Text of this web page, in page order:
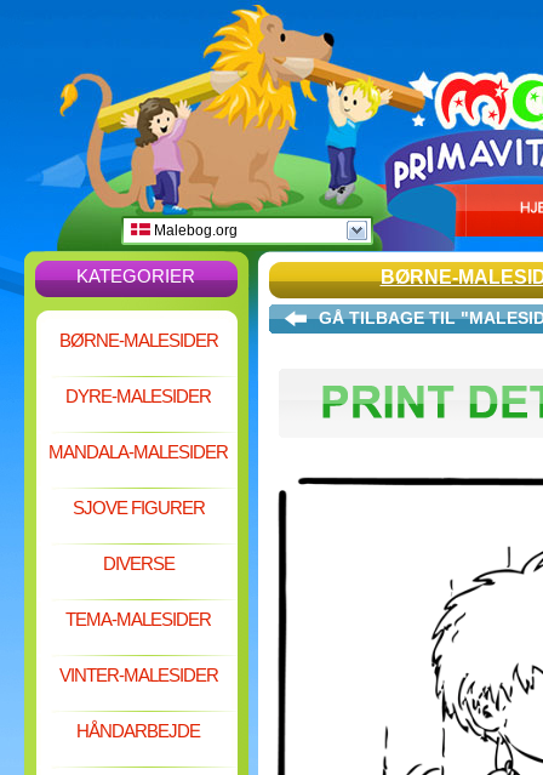
Malebog.org
KATEGORIER
BØRNE-MALESIDER
DYRE-MALESIDER
MANDALA-MALESIDER
SJOVE FIGURER
DIVERSE
TEMA-MALESIDER
VINTER-MALESIDER
HÅNDARBEJDE
BØRNE-
GÅ TILBAGE TIL